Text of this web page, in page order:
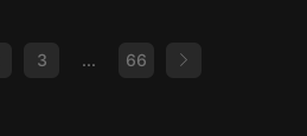
3 ... 66